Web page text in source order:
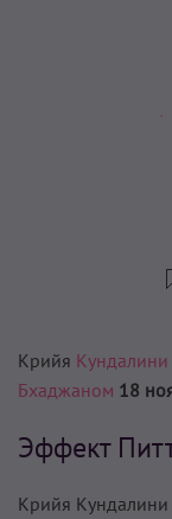
Крийя
Бхаджаном 18
Эффект
Крийя